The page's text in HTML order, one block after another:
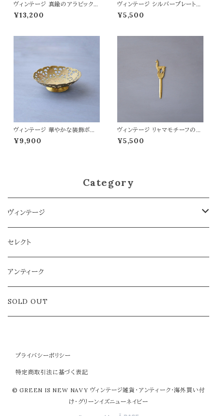
ヴィンテージ 真鍮のアラビックト
レイ
¥13,200
ヴィンテージ シルバープレートの
サービングトレイ
¥5,500
ヴィンテージ 華やかな装飾ボウ
ル
¥9,900
ヴィンテージ リャマモチーフのペ
ーパーナイフ
¥5,500
Category
ヴィンテージ
雑貨
アクセサリー
ラグ
セレクト
アンティーク
SOLD OUT
プライバシーポリシー
特定商取引法に基づく表記
© GREEN IS NEW NAVY ヴィンテージ雑貨・アンティーク・海外買い付
け・グリーンイズニューネイビー